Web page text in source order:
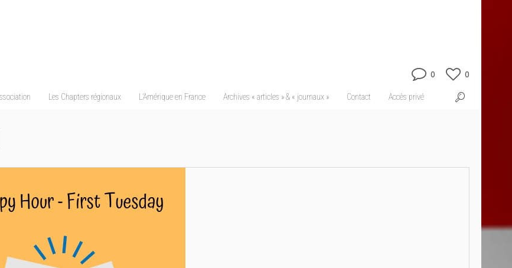
Les Chapters régionaux L’Amérique en France Archives « articles » & « journaux » Contact Accès privé
0 0